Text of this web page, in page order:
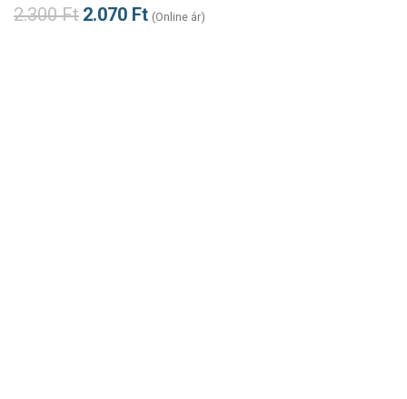
2.300Ft 2.070 Ft (Online ár)